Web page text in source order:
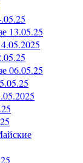
13.05.25
06.05.25